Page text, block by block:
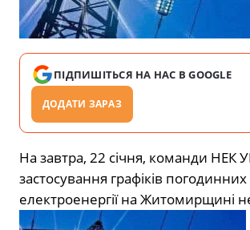
ПІДПИШІТЬСЯ НА НАС В GOOGLE
ДОДАТИ ЗАРАЗ
На завтра, 22 січня, команди НЕК
застосування графіків
електроенергії на Житомирщині